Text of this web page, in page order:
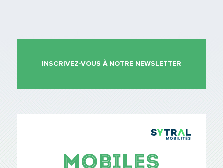
INSCRIVEZ-VOUS À NOTRE NEWSLETTER